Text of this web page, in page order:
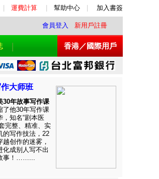
運費計算 幫助中心 加入書簽
會員登入 新用戶註冊
香港／國際用戶
大师班
30年故事写作课
了他30年写作课
，知名“剧本医
完整、精准、实
的写作技法，22
越创作的迷雾，
化成别人写不出
事！……...